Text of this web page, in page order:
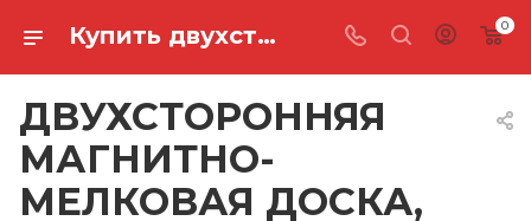
Купить двухсторонняя магнитно-мелковая доска, кристалл-канц, 29х37 см, пластиковая рамка, настенное размеще D14801 в Ростове-на-Дону 0
ДВУХСТОРОННЯЯ
МАГНИТНО-
МЕЛКОВАЯ ДОСКА,